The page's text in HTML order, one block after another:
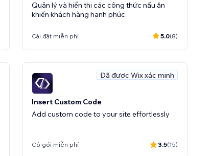
Quản lý và hiển thị các công thức nấu ăn
khiến khách hàng hạnh phúc
Cài đặt miễn phí 5.0(8)
Đã được Wix xác minh
Insert Custom Code
Add custom code to your site effortlessly
Có gói miễn phí 3.5(15)